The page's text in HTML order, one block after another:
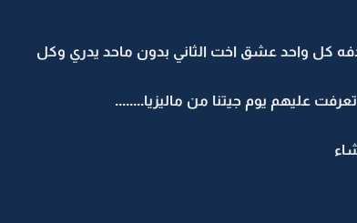
كل واحد عشق اخت الثاني بدون ماحد يدري وكل
عليهم يوم جيتنا من ماليزيا........